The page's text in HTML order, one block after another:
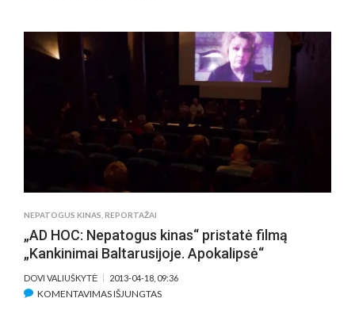
PRADŽIA“
MŪSŲ
PLANETA
PASITIKS
ARMIJOMIS
NEPATOGUS KINAS REPORTAŽAI
„AD HOC: Nepatogus kinas“ pristatė filmą
„Kankinimai Baltarusijoje. Apokalipsė“
DOVI VALIUŠKYTĖ 2013-04-18, 09:36
KOMENTAVIMAS IŠJUNGTASĮRAŠE